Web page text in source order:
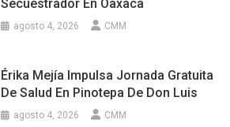
Secuestrador En Oaxaca
agosto 4, 2026 CMM
Érika Mejía Impulsa Jornada Gratuita
De Salud En Pinotepa De Don Luis
agosto 4, 2026 CMM